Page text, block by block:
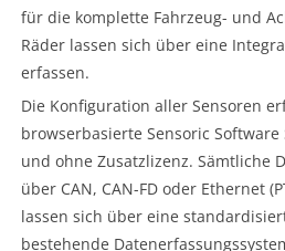
für die komplette Fahrzeug- und
Räder lassen sich über eine
erfassen.
Die Konfiguration aller Sensoren
browserbasierte Sensoric
und ohne Zusatzlizenz. Sämtliche
über CAN, CAN-FD oder Ethernet
lassen sich über eine
bestehende